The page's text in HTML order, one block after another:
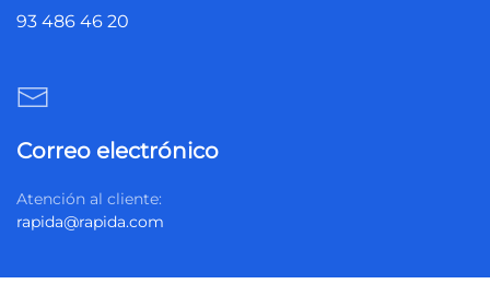
93 486 46 20
Correo electrónico
Atención al cliente:
rapida@rapida.com